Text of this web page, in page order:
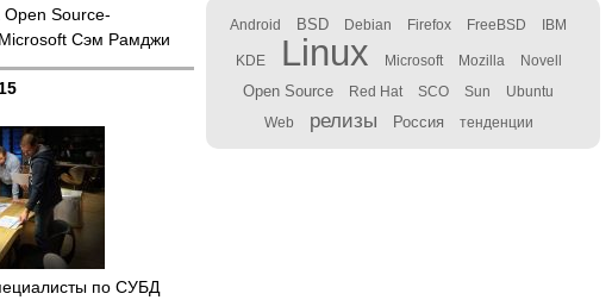
Source-
Сэм Рамджи
по СУБД
Android BSD Debian Firefox FreeBSD IBM
KDE Linux Microsoft Mozilla Novell
Open Source Red Hat SCO Sun Ubuntu
Web релизы Россия тенденции